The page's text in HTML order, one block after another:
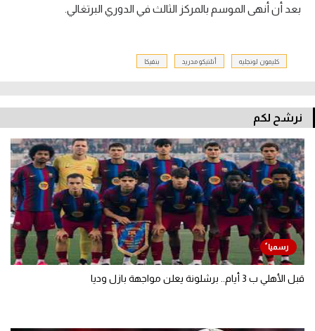
بعد أن أنهى الموسم بالمركز الثالث في الدوري البرتغالي.
كليمون لونجليه أتلتيكو مدريد بنفيكا
نرشح لكم
قبل الأهلي ب 3 أيام.. برشلونة يعلن مواجهة بازل وديا